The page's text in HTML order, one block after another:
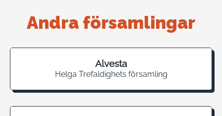
Andra församlingar
Alvesta
Helga Trefaldighets församling